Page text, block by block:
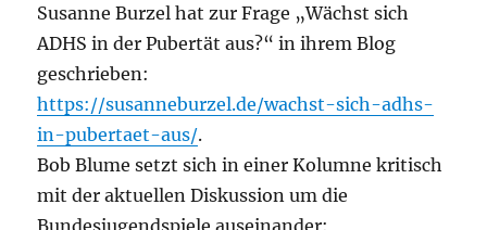
Susanne Burzel hat zur Frage „Wächst sich
ADHS in der Pubertät aus?“ in ihrem Blog
geschrieben:
https://susanneburzel.de/wachst-sich-adhs-
in-pubertaet-aus/.
Bob Blume setzt sich in einer Kolumne kritisch
mit der aktuellen Diskussion um die
Bundesjugendspiele auseinander: